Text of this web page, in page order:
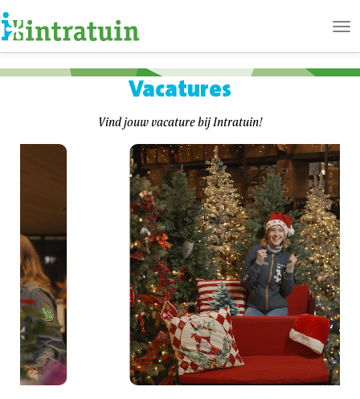
Vacatures
Vind jouw vacature bij Intratuin!